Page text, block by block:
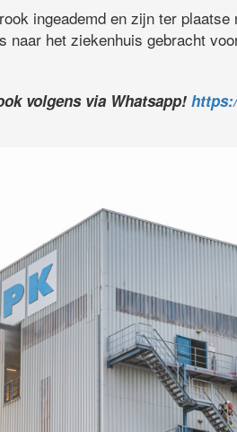
ingeademd en zijn ter
naar het ziekenhuis gebracht
volgens via Whatsapp!